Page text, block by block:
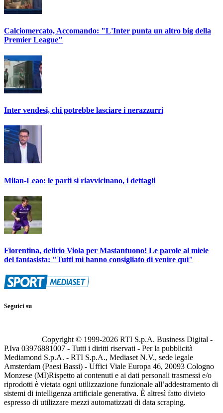
Calciomercato, Accomando: "L'Inter punta un altro big della
Premier League"
Inter vendesi, chi potrebbe lasciare i nerazzurri
Milan-Leao: le parti si riavvicinano, i dettagli
Fiorentina, delirio Viola per Mastantuono! Le parole al miele
del fantasista: "Tutti mi hanno consigliato di venire qui"
Seguici su
Copyright © 1999-2026 RTI S.p.A. Business Digital -
P.Iva 03976881007 - Tutti i diritti riservati - Per la pubblicità
Mediamond S.p.A. - RTI S.p.A., Mediaset N.V., sede legale
Amsterdam (Paesi Bassi) - Uffici Viale Europa 46, 20093 Cologno
Monzese (MI)Rispetto ai contenuti e ai dati personali trasmessi e/o
riprodotti è vietata ogni utilizzazione funzionale all’addestramento di
sistemi di intelligenza artificiale generativa. È altresì fatto divieto
espresso di utilizzare mezzi automatizzati di data scraping.